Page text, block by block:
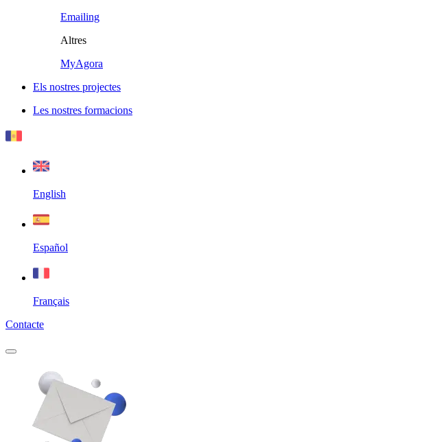
Emailing
Altres
MyAgora
Els nostres projectes
Les nostres formacions
English
Español
Français
Contacte